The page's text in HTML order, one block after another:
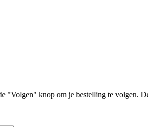
"Volgen" knop om je bestelling te volgen.